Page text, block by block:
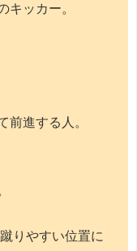
キッカー。
前進する人。
りやすい位置に